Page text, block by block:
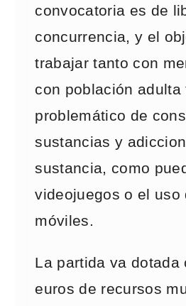
convocatoria es de
concurrencia, y el
trabajar tanto con
con población adulta
problemático de
sustancias y
sustancia, como
videojuegos o el uso
móviles.
La partida va dotada
euros de recursos